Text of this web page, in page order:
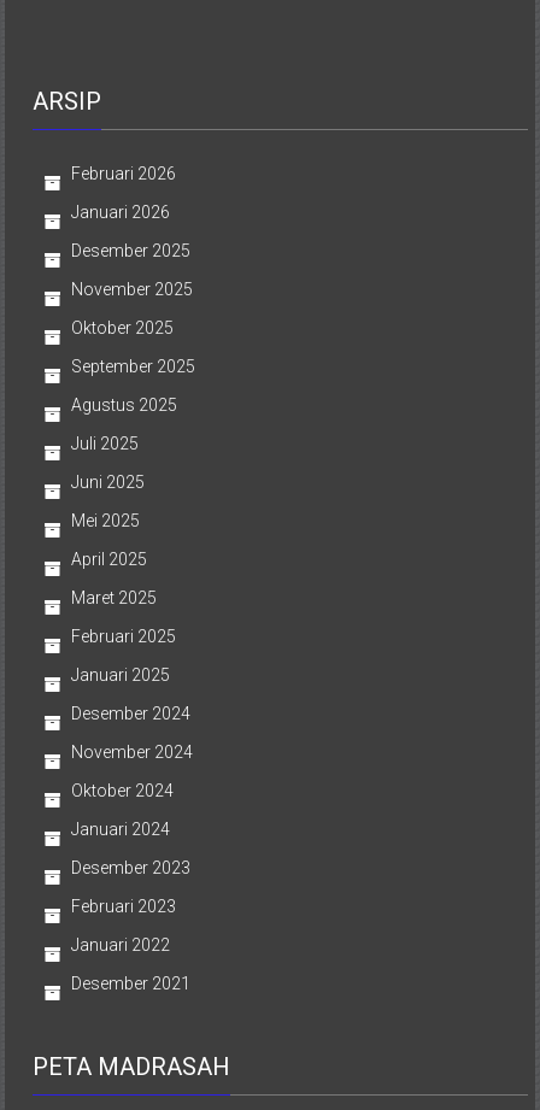
ARSIP
Februari 2026
Januari 2026
Desember 2025
November 2025
Oktober 2025
September 2025
Agustus 2025
Juli 2025
Juni 2025
Mei 2025
April 2025
Maret 2025
Februari 2025
Januari 2025
Desember 2024
November 2024
Oktober 2024
Januari 2024
Desember 2023
Februari 2023
Januari 2022
Desember 2021
PETA MADRASAH